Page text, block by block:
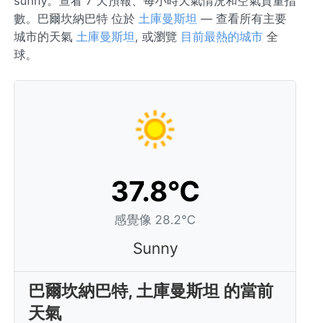
數。巴爾坎納巴特 位於 土庫曼斯坦 — 查看所有主要
城市的天氣 土庫曼斯坦, 或瀏覽 目前最熱的城市 全
球。
37.8°C
感覺像 28.2°C
Sunny
巴爾坎納巴特, 土庫曼斯坦 的當前
天氣